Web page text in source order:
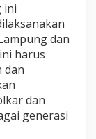
ini
dan
harus
dan
dan
generasi